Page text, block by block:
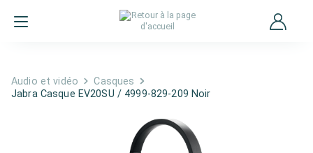
Audio et vidéo
Casques
Jabra Casque EV20SU / 4999-829-209 Noir